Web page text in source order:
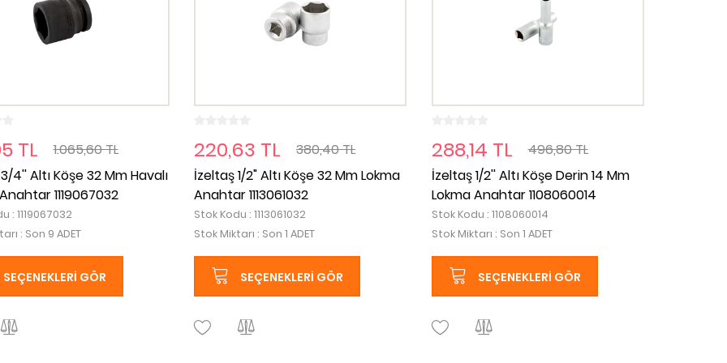
TL
1.065,60 TL
4'' Altı Köşe 32 Mm Havalı
1119067032
: 1119067032
: Son 9 ADET
SEÇENEKLERI GÖR
220,63 TL
380,40 TL
İzeltaş 1/2" Altı Köşe 32 Mm Lokma
Anahtar 1113061032
Stok Kodu : 1113061032
Stok Miktarı : Son 1 ADET
SEÇENEKLERI GÖR
288,14 TL
496,80 TL
İzeltaş 1/2'' Altı Köşe Derin 14 Mm
Lokma Anahtar 1108060014
Stok Kodu : 1108060014
Stok Miktarı : Son 1 ADET
SEÇENEKLERI GÖR